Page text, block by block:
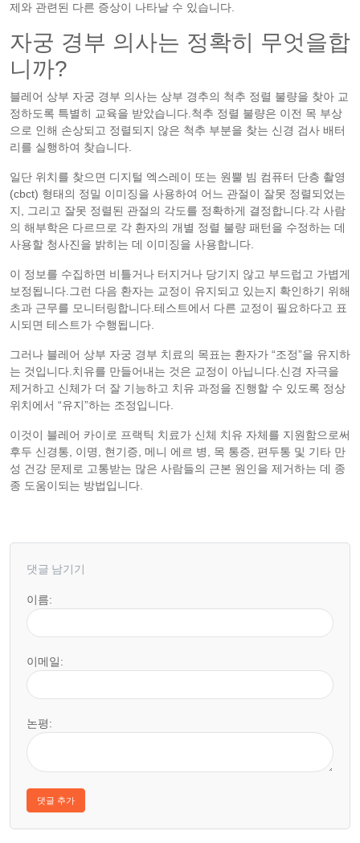
제와 관련된 다른 증상이 나타날 수 있습니다.
자궁 경부 의사는 정확히 무엇을합
니까?
블레어 상부 자궁 경부 의사는 상부 경추의 척추 정렬 불량을 찾아 교
정하도록 특별히 교육을 받았습니다.척추 정렬 불량은 이전 목 부상
으로 인해 손상되고 정렬되지 않은 척추 부분을 찾는 신경 검사 배터
리를 실행하여 찾습니다.
일단 위치를 찾으면 디지털 엑스레이 또는 원뿔 빔 컴퓨터 단층 촬영
(cbct) 형태의 정밀 이미징을 사용하여 어느 관절이 잘못 정렬되었는
지, 그리고 잘못 정렬된 관절의 각도를 정확하게 결정합니다.각 사람
의 해부학은 다르므로 각 환자의 개별 정렬 불량 패턴을 수정하는 데
사용할 청사진을 밝히는 데 이미징을 사용합니다.
이 정보를 수집하면 비틀거나 터지거나 당기지 않고 부드럽고 가볍게
보정됩니다.그런 다음 환자는 교정이 유지되고 있는지 확인하기 위해
초과 근무를 모니터링합니다.테스트에서 다른 교정이 필요하다고 표
시되면 테스트가 수행됩니다.
그러나 블레어 상부 자궁 경부 치료의 목표는 환자가 “조정”을 유지하
는 것입니다.치유를 만들어내는 것은 교정이 아닙니다.신경 자극을
제거하고 신체가 더 잘 기능하고 치유 과정을 진행할 수 있도록 정상
위치에서 “유지”하는 조정입니다.
이것이 블레어 카이로 프랙틱 치료가 신체 치유 자체를 지원함으로써
후두 신경통, 이명, 현기증, 메니 에르 병, 목 통증, 편두통 및 기타 만
성 건강 문제로 고통받는 많은 사람들의 근본 원인을 제거하는 데 종
종 도움이되는 방법입니다.
댓글 남기기
이름:
이메일:
논평: